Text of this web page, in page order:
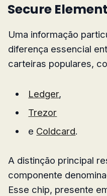
Secure Element
Uma informação
diferença essencial
carteiras populares,
Ledger,
Trezor
e Coldcard.
A distinção principal
componente
Esse chip, presente